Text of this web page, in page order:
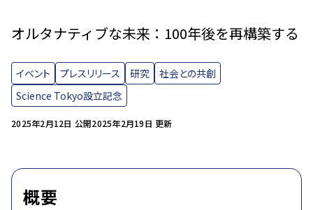
2025年2月12日 公開2025年2月19日 更新
オルタナティブな未来：100年後を再構築する
イベント プレスリリース 研究
社会との共創
Science Tokyo設立記念
概要